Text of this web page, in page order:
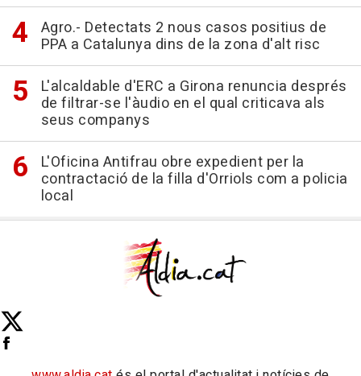
Agro.- Detectats 2 nous casos positius de
PPA a Catalunya dins de la zona d'alt risc
L'alcaldable d'ERC a Girona renuncia després
de filtrar-se l'àudio en el qual criticava als
seus companys
L'Oficina Antifrau obre expedient per la
contractació de la filla d'Orriols com a policia
local